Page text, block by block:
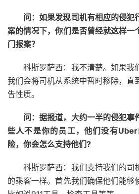
问：如果发现司机有相应的侵犯
案的情况下，你们是否曾经就这样一
门报案？
科斯罗萨西：我不清楚。如果我
我们会将司机从系统中暂时移除，直
告性质。
问：据报道，大约一半的侵犯事
些人不是你的员工，他们没有
险，你会怎么支持他们?
科斯罗萨西：我们支持我们的司
的乘客一样。首先我们确保他们能够